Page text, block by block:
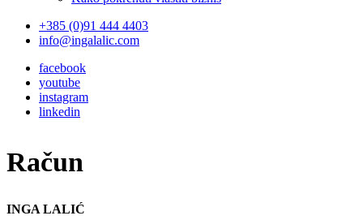
+385 (0)91 444 4403
info@ingalalic.com
facebook
youtube
instagram
linkedin
Račun
INGA LALIĆ